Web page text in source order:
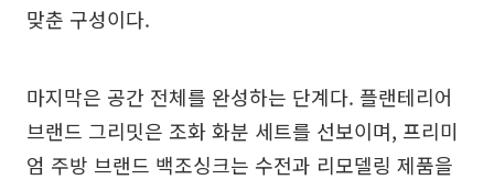
맞춘 구성이다.
마지막은 공간 전체를 완성하는 단계다. 플랜테리어
브랜드 그리밋은 조화 화분 세트를 선보이며, 프리미
엄 주방 브랜드 백조싱크는 수전과 리모델링 제품을